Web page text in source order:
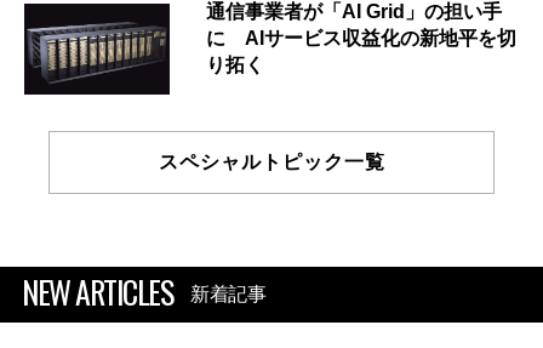
通信事業者が「AI Grid」の担い手
に AIサービス収益化の新地平を切
り拓く
スペシャルトピック一覧
NEW ARTICLES 新着記事